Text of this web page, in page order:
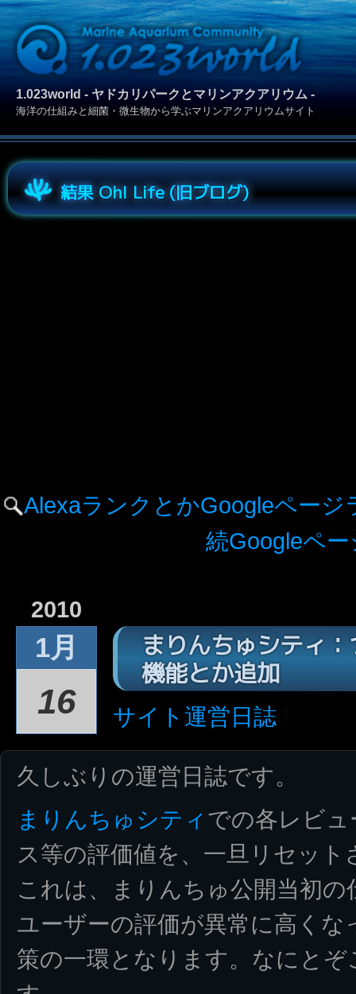
1.023world - ヤドカリパークとマリンアクアリウム -
海洋の仕組みと細菌・微生物から学ぶマリンアクアリウムサイト
結果 Oh! Life (旧ブログ)
AlexaランクとかGoogleペー
続Googleペ
2010
1月
16
まりんちゅシティ
機能とか追加
サイト運営日誌
久しぶりの運営日誌です。
まりんちゅシティ での各レビ
ス等の評価値を、一旦リセッ
これは、まりんちゅ公開当初
ユーザーの評価が異常に高く
策の一環となります。なにと